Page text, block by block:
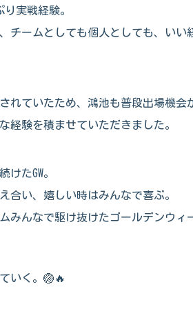
実戦経験。
チームとしても個人としても、いい
れていたため、鴻池も普段出場機会
経験を積ませていただきました。
たGW。
合い、嬉しい時はみんなで喜ぶ。
みんなで駆け抜けたゴールデンウィ
いく。🏐🔥